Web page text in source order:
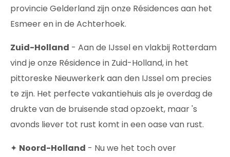
provincie Gelderland zijn onze Résidences aan het
Esmeer en in de Achterhoek.
Zuid-Holland - Aan de IJssel en vlakbij Rotterdam
vind je onze Résidence in Zuid-Holland, in het
pittoreske Nieuwerkerk aan den IJssel om precies
te zijn. Het perfecte vakantiehuis als je overdag de
drukte van de bruisende stad opzoekt, maar 's
avonds liever tot rust komt in een oase van rust.
✦ Noord-Holland - Nu we het toch over